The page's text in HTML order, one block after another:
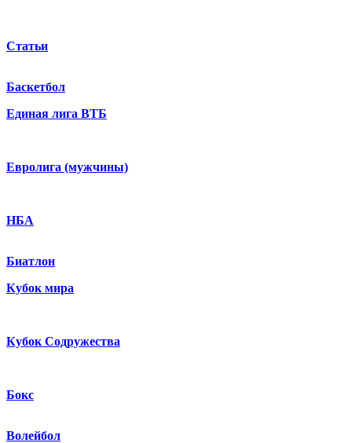
Статьи
Баскетбол
Единая лига ВТБ
Евролига (мужчины)
НБА
Биатлон
Кубок мира
Кубок Содружества
Бокс
Волейбол